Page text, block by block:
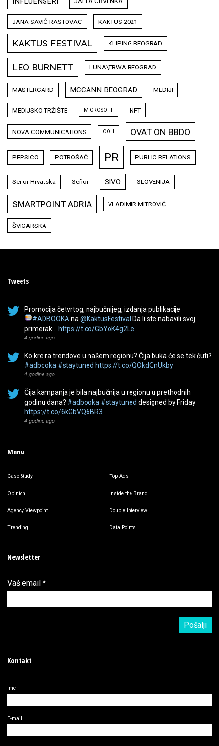
JANA SAVIĆ RASTOVAC KAKTUS 2021
KAKTUS FESTIVAL KLIPING BEOGRAD
LEO BURNETT LUNA\TBWA BEOGRAD
MASTERCARD MCCANN BEOGRAD MEDIJI
MEDIJSKO TRŽIŠTE MICROSOFT NFT
NOVA COMMUNICATIONS OOH OVATION BBDO
PEPSICO POTROŠAČ PR PUBLIC RELATIONS
Senor Hrvatska Señor SIVO SLOVENIJA
SMARTPOINT ADRIA VLADIMIR MITROVIĆ
ŠVICARSKA
Tweets
Promocija četvrtog, najbučnijeg, izdanja publikacije
#ADBOOKA na @KaktusFestival Da li ste nabavili svoj
primerak…
https://t.co/GbYoK4g2Le
4 godine ago
Ko kreira trendove u našem regionu? Čija buka će se tek čuti?
#adbooka #staytuned https://t.co/QOkdQnUkby
4 godine ago
Čija kampanja je bila najbučnija u regionu u prethodnih
godinu dana? #adbooka #staytuned designed by Friday
https://t.co/6kGbVQ6BR3
4 godine ago
Menu
Case Study Top Ads
Opinion Inside the Brand
Agency Viewpoint Double Interview
Trending Data Points
Newsletter
Vaš email *
Kontakt
Ime
E-mail